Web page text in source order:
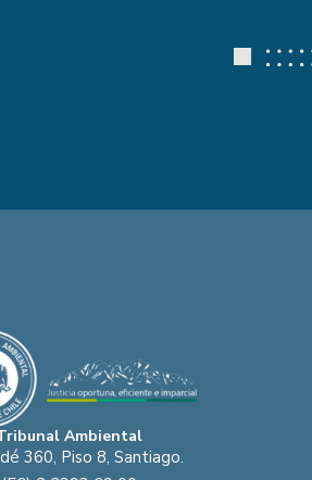
Ambiental
360, Piso 8, Santiago.